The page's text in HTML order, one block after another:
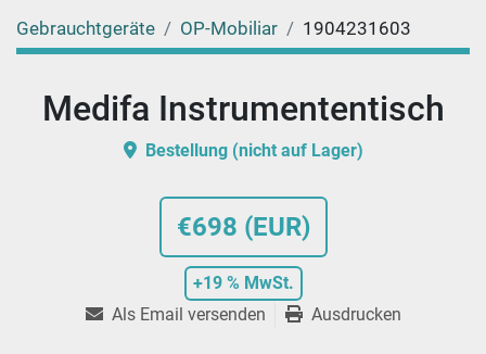
Gebrauchtgeräte OP-Mobiliar 1904231603
€698 (EUR)
+19 % MwSt.
Medifa Instrumententisch
Bestellung (nicht auf Lager)
Als Email versenden Ausdrucken